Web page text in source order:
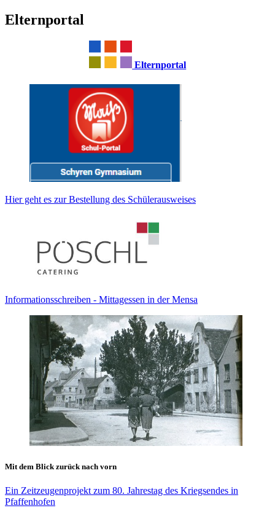
Elternportal
Elternportal
Hier geht es zur Bestellung des Schülerausweises
Informationsschreiben - Mittagessen in der Mensa
Mit dem Blick zurück nach vorn
Ein Zeitzeugenprojekt zum 80. Jahrestag des Kriegsendes in
Pfaffenhofen